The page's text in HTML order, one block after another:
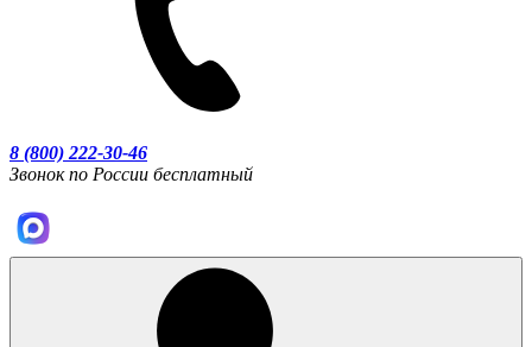
8 (800) 222-30-46
Звонок по России бесплатный